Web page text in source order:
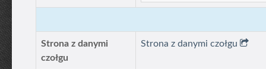
Strona z danymi
czołgu
Strona z danymi czołgu